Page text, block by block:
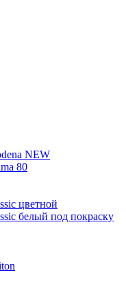
NEW
80
цветной
белый под покраску